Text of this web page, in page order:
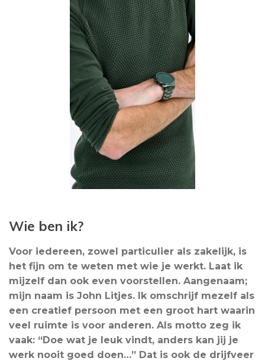
Wie ben ik?
Voor iedereen, zowel particulier als zakelijk, is
het fijn om te weten met wie je werkt. Laat ik
mijzelf dan ook even voorstellen. Aangenaam;
mijn naam is John Litjes. Ik omschrijf mezelf als
een creatief persoon met een groot hart waarin
veel ruimte is voor anderen. Als motto zeg ik
vaak: “Doe wat je leuk vindt, anders kan jij je
werk nooit goed doen…” Dat is ook de drijfveer